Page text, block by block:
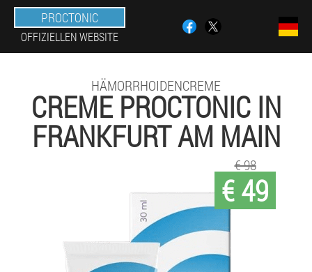
PROCTONIC
OFFIZIELLEN WEBSITE
HÄMORRHOIDENCREME
CREME PROCTONIC IN
FRANKFURT AM MAIN
€ 49
€ 98